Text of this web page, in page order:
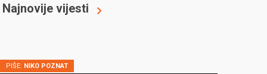
Najnovije vijesti
PIŠE: NIKO POZNAT